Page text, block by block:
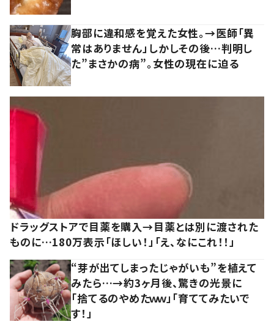
胸部に違和感を覚えた女性。→医師「異
常はありません」しかしその後…判明し
た”まさかの病”。女性の現在に迫る
ドラッグストアで目薬を購入→目薬とは別に渡された
ものに…180万表示「ほしい！」「え、なにこれ！！」
“芽が出てしまったじゃがいも”を植えて
みたら…→約3ヶ月後、驚きの光景に
「捨てるのやめたｗｗ」「育ててみたいで
す！」